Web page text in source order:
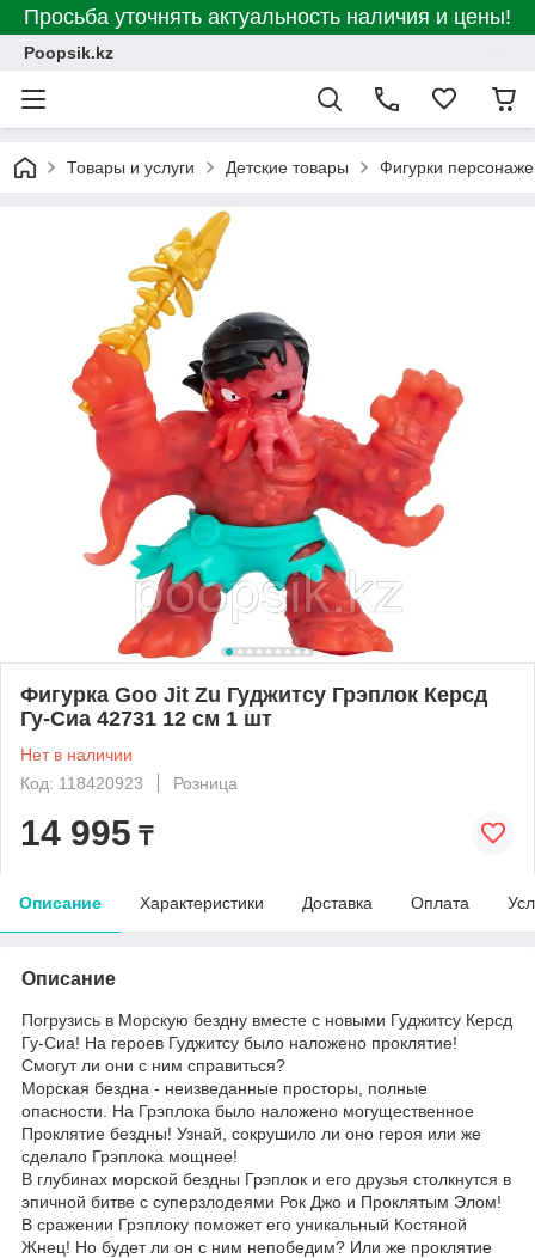
Просьба уточнять актуальность наличия и цены!
Poopsik.kz
Товары и услуги Детские товары Фигурки
Фигурка Goo Jit Zu Гуджитсу Грэплок Керсд
Гу-Сиа 42731 12 см 1 шт
Нет в наличии
Код: 118420923
Розница
14 995 ₸
Описание Характеристики Доставка Оплата
Описание
Погрузись в Морскую бездну вместе с новыми Гуджитсу Керсд
Гу-Сиа! На героев Гуджитсу было наложено проклятие!
Смогут ли они с ним справиться?
Морская бездна - неизведанные просторы, полные
опасности. На Грэплока было наложено могущественное
Проклятие бездны! Узнай, сокрушило ли оно героя или же
сделало Грэплока мощнее!
В глубинах морской бездны Грэплок и его друзья столкнутся в
эпичной битве с суперзлодеями Рок Джо и Проклятым Элом!
В сражении Грэплоку поможет его уникальный Костяной
Жнец! Но будет ли он с ним непобедим? Или же проклятие